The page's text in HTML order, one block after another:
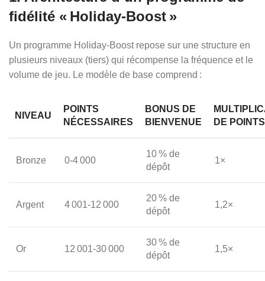
fidélité « Holiday‑Boost »
Un programme Holiday‑Boost repose sur une structure en
plusieurs niveaux (tiers) qui récompense la fréquence et le
volume de jeu. Le modèle de base comprend :
NIVEAU
POINTS
NÉCESSAIRES
BONUS DE
BIENVENUE
DE POINTS
Bronze 0‑4 000
10 % de
dépôt
1×
Argent 4 001‑12 000
20 % de
dépôt
1,2×
Or 12 001‑30 000
30 % de
dépôt
1,5×